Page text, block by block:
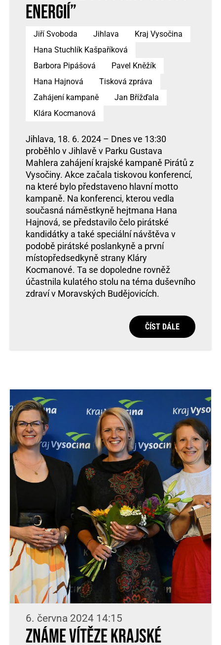
energií”
Jiří Svoboda Jihlava
Kraj Vysočina
Hana Stuchlík Kašpaříková
Barbora Pipášová
Pavel Kněžík
Hana Hajnová
Tisková zpráva
Zahájení kampaně
Jan Břížďala
Klára Kocmanová
Jihlava, 18. 6. 2024 – Dnes ve 13:30
proběhlo v Jihlavě v Parku Gustava
Mahlera zahájení krajské kampaně Pirátů z
Vysočiny. Akce začala tiskovou konferencí,
na které bylo představeno hlavní motto
kampaně. Na konferenci, kterou vedla
současná náměstkyně hejtmana Hana
Hajnová, se představilo čelo pirátské
kandidátky a také speciální návštěva v
podobě pirátské poslankyně a první
místopředsedkyně strany Kláry
Kocmanové. Ta se dopoledne rovněž
účastnila kulatého stolu na téma duševního
zdraví v Moravských Budějovicích.
ČÍST DÁLE
6. června 2024 14:15
Známe vítěze krajské